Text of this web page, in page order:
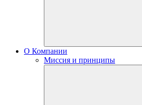
О Компании
Миссия и принципы